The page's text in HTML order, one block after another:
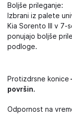
Boljše prileganje:
Izbrani iz palete
Kia Sorento III v 7-
ponujajo boljše
podloge.
Protizdrsne konice
površin.
Odpornost na